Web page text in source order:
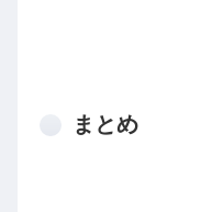
まとめ